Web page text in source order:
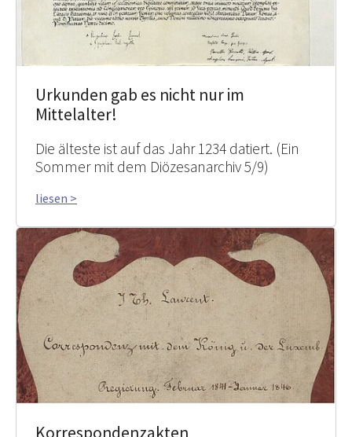
Urkunden gab es nicht nur im
Mittelalter!
Die älteste ist auf das Jahr 1234 datiert. (Ein
Sommer mit dem Diözesanarchiv 5/9)
liesen >